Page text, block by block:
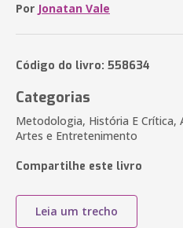
Por Jonatan Vale
Código do livro: 558634
Categorias
Metodologia, História E Crítica,
Artes e Entretenimento
Compartilhe este livro
Leia um trecho